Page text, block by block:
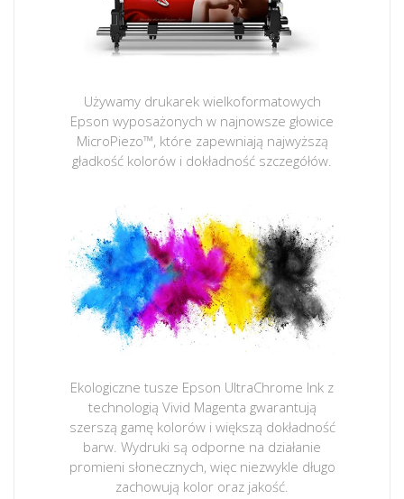
Używamy drukarek wielkoformatowych
Epson wyposażonych w najnowsze głowice
MicroPiezo™, które zapewniają najwyższą
gładkość kolorów i dokładność szczegółów.
Ekologiczne tusze Epson UltraChrome Ink z
technologią Vivid Magenta gwarantują
szerszą gamę kolorów i większą dokładność
barw. Wydruki są odporne na działanie
promieni słonecznych, więc niezwykle długo
zachowują kolor oraz jakość.